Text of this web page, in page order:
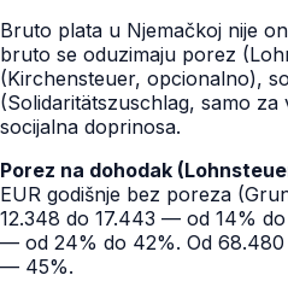
Bruto plata u Njemačkoj nije
bruto se oduzimaju porez
(Kirchensteuer, opcionalno),
(Solidaritätszuschlag, samo
socijalna doprinosa.
Porez na dohodak
EUR godišnje bez poreza
12.348 do 17.443 — od 14%
— od 24% do 42%. Od
— 45%.